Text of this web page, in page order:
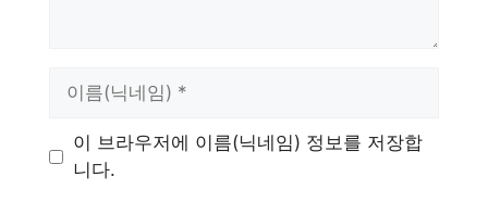
이 브라우저에 이름(닉네임) 정보를 저장합
니다.